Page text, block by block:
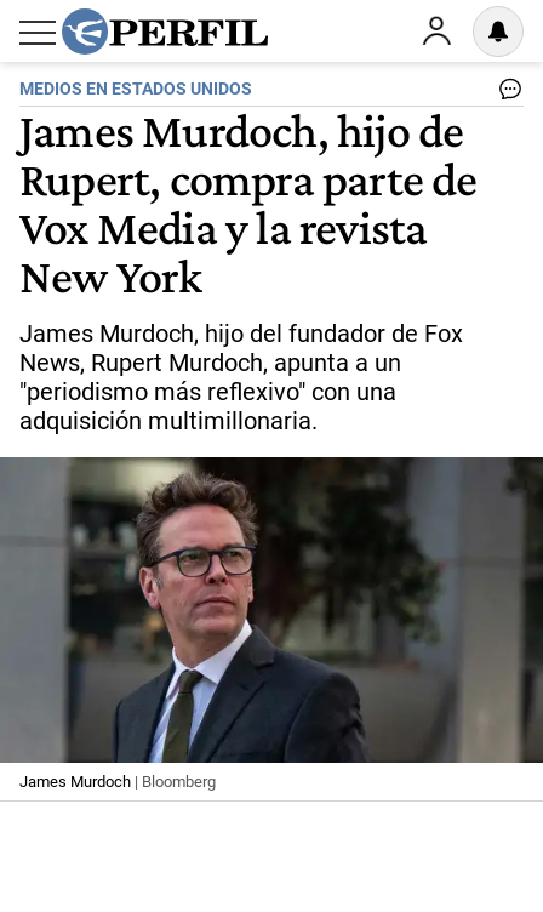
MEDIOS EN ESTADOS UNIDOS
James Murdoch, hijo de
Rupert, compra parte de
Vox Media y la revista
New York
James Murdoch, hijo del fundador de Fox
News, Rupert Murdoch, apunta a un
"periodismo más reflexivo" con una
adquisición multimillonaria.
James Murdoch | Bloomberg